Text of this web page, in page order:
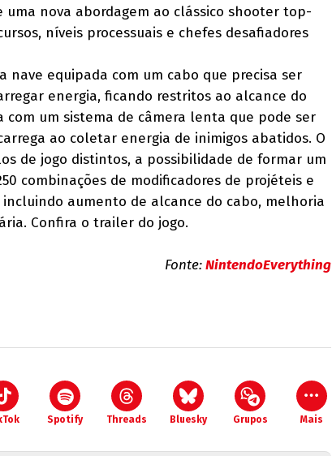
nova abordagem ao clássico shooter top-
níveis processuais e chefes desafiadores
nave equipada com um cabo que precisa ser
energia, ficando restritos ao alcance do
um sistema de câmera lenta que pode ser
ao coletar energia de inimigos abatidos. O
de jogo distintos, a possibilidade de formar um
combinações de modificadores de projéteis e
aumento de alcance do cabo, melhoria
Confira o trailer do jogo.
Fonte:NintendoEverything
Spotify Threads Bluesky Grupos Mais